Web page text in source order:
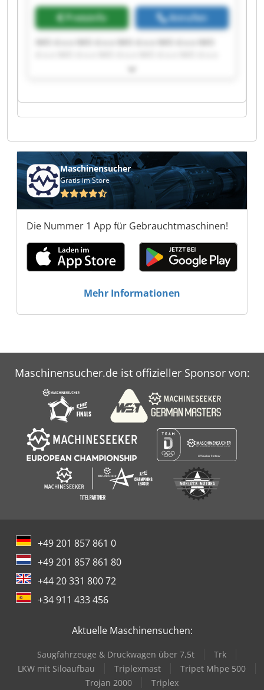
Preisinfo Anrufen
IMO d.o.o IMO d.o.o IMO d.o.o IMO d.o.o IMO
Maschinensucher
Gratis im Store
Die Nummer 1 App für Gebrauchtmaschinen!
Mehr Informationen
Maschinensucher.de ist offizieller Sponsor von:
+49 201 857 861 0
+49 201 857 861 80
+44 20 331 800 72
+34 911 433 456
Aktuelle Maschinensuchen:
Saugfahrzeuge & Druckwagen über 7,5t
Trk
LKW mit Siloaufbau
Triplexmast
Tripet Mhpe 500
Trojan 2000
Triplex